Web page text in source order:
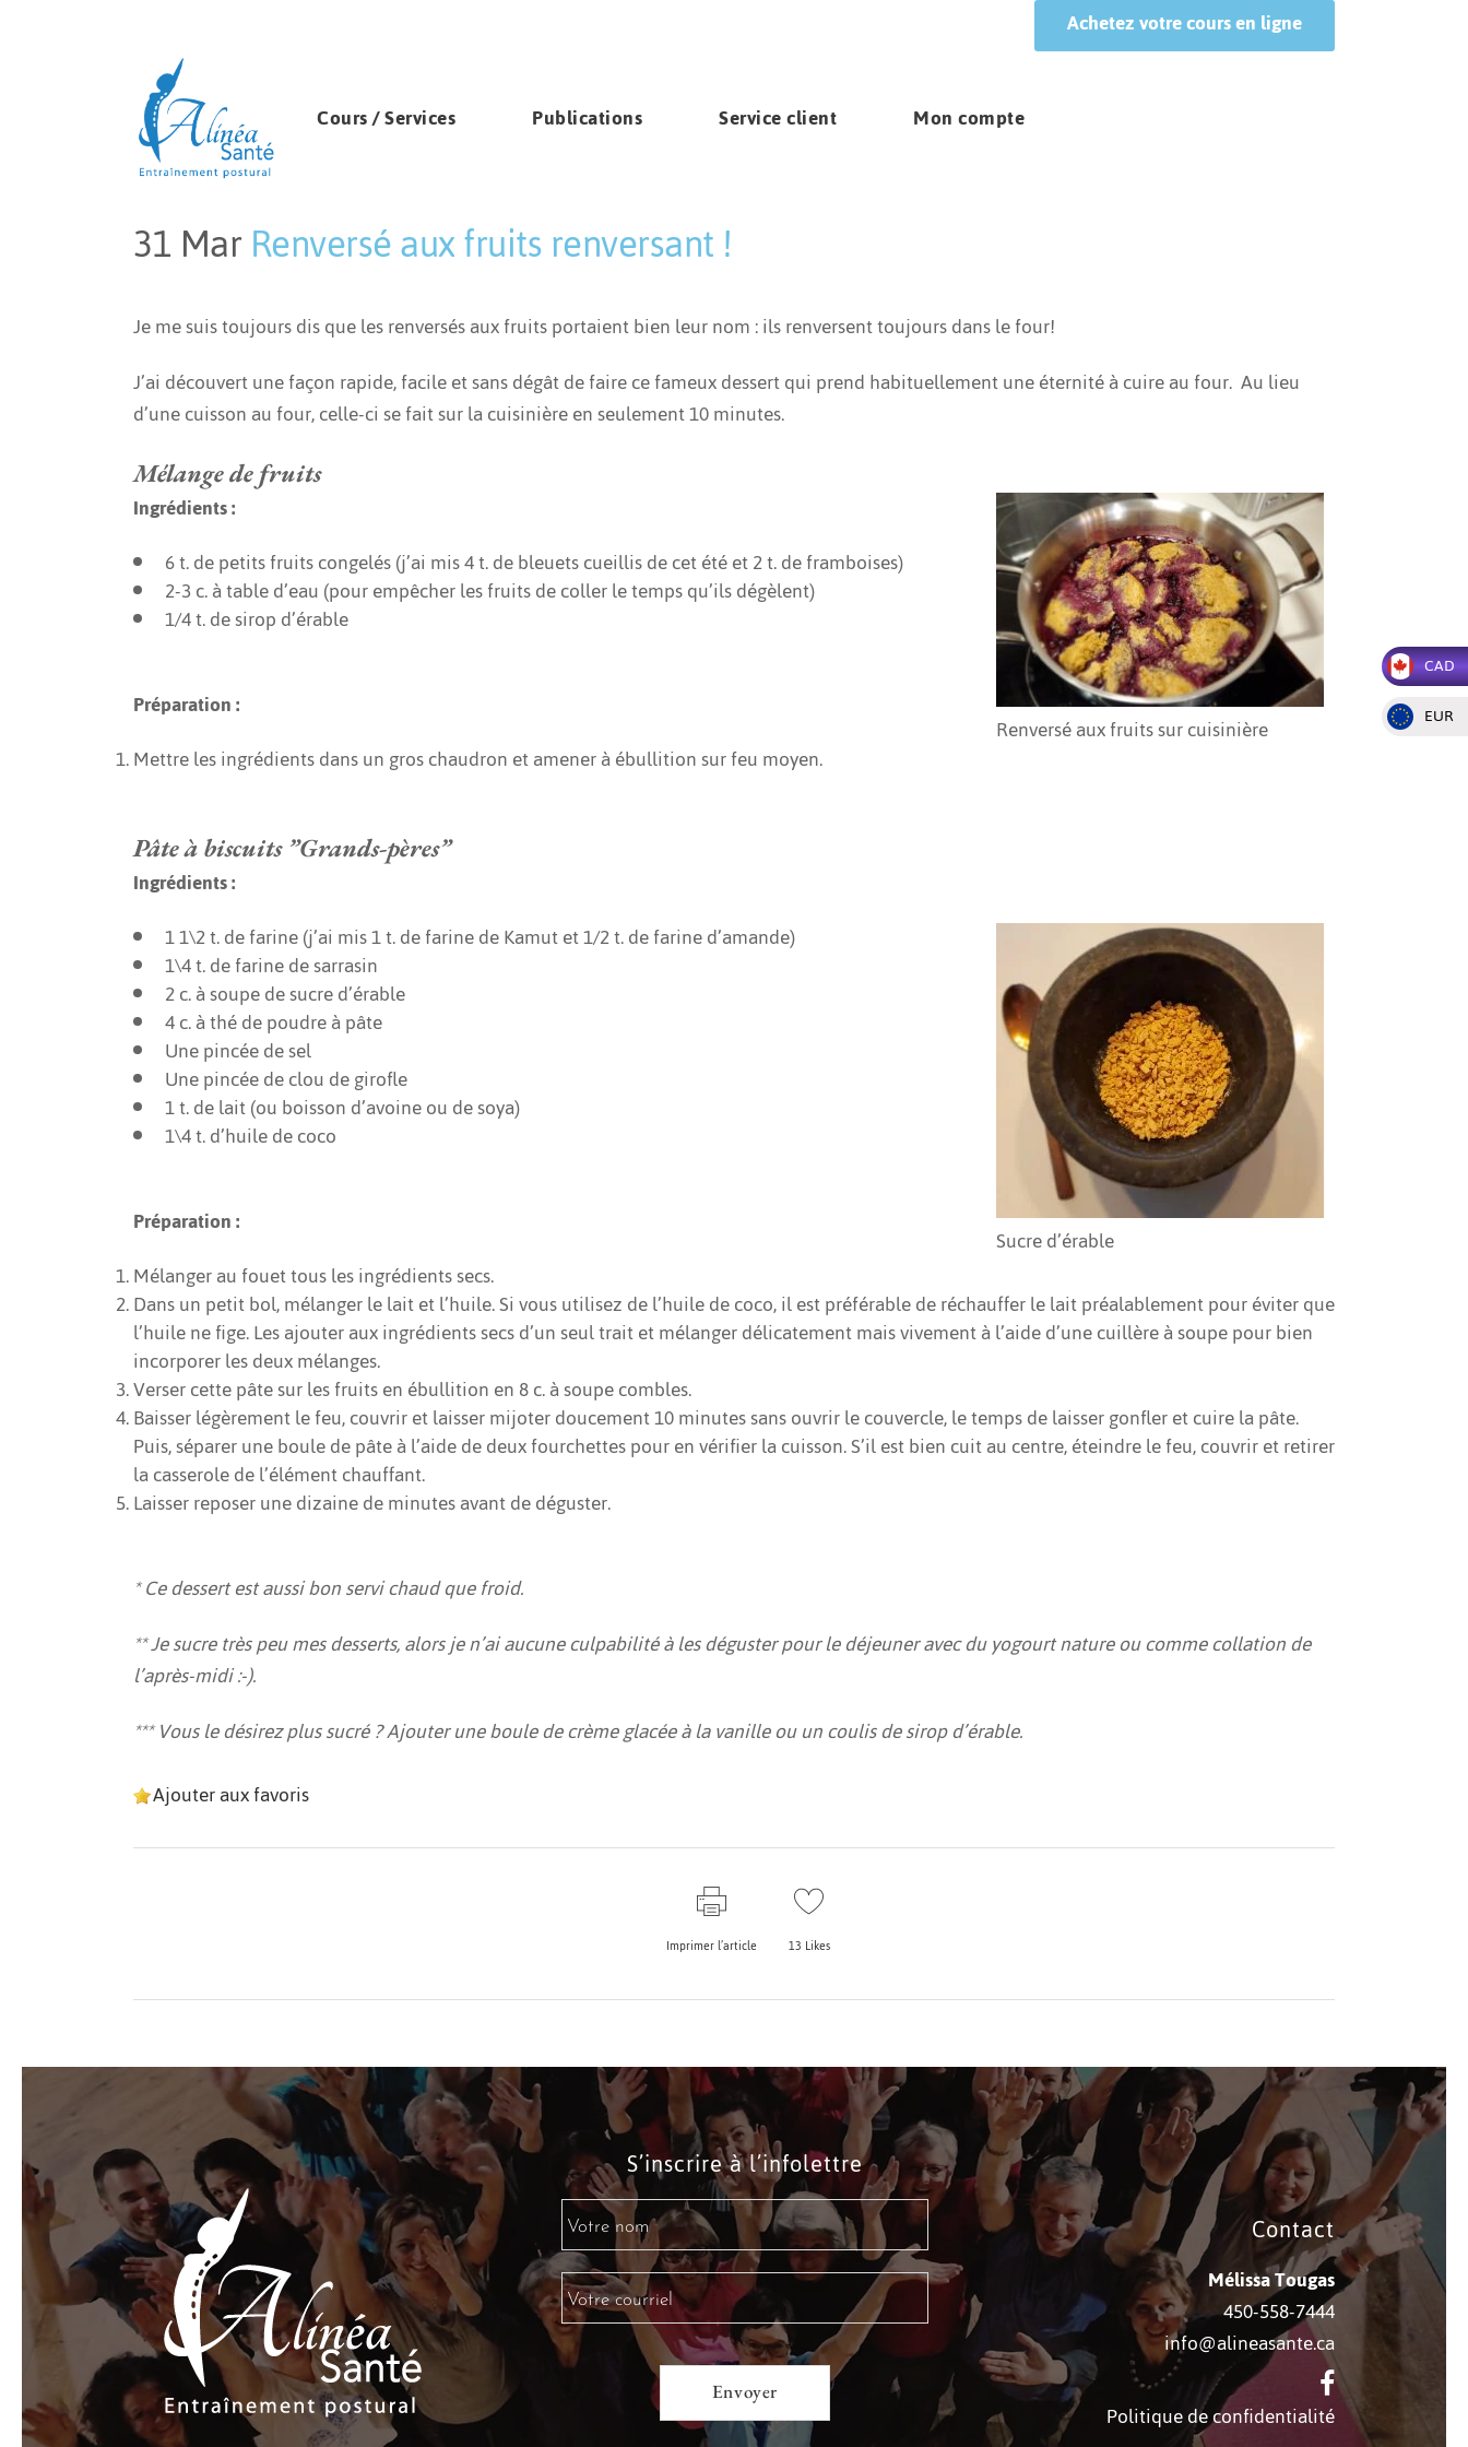
CAD
EUR
Achetez votre cours en ligne
Cours / Services Publications Service client Mon compte
31 MarRenversé aux fruits renversant !
Je me suis toujours dis que les renversés aux fruits portaient bien leur nom : ils renversent toujours dans le four!
J’ai découvert une façon rapide, facile et sans dégât de faire ce fameux dessert qui prend habituellement une éternité à cuire au four. Au lieu
d’une cuisson au four, celle-ci se fait sur la cuisinière en seulement 10 minutes.
Mélange de fruits
Renversé aux fruits sur cuisinière
Ingrédients :
6 t. de petits fruits congelés (j’ai mis 4 t. de bleuets cueillis de cet été et 2 t. de framboises)
2-3 c. à table d’eau (pour empêcher les fruits de coller le temps qu’ils dégèlent)
1/4 t. de sirop d’érable
Préparation :
Mettre les ingrédients dans un gros chaudron et amener à ébullition sur feu moyen.
Pâte à biscuits ”Grands-pères”
Ingrédients :
Sucre d’érable
1 1\2 t. de farine (j’ai mis 1 t. de farine de Kamut et 1/2 t. de farine d’amande)
1\4 t. de farine de sarrasin
2 c. à soupe de sucre d’érable
4 c. à thé de poudre à pâte
Une pincée de sel
Une pincée de clou de girofle
1 t. de lait (ou boisson d’avoine ou de soya)
1\4 t. d’huile de coco
Préparation :
Mélanger au fouet tous les ingrédients secs.
Dans un petit bol, mélanger le lait et l’huile. Si vous utilisez de l’huile de coco, il est préférable de réchauffer le lait préalablement pour éviter que
l’huile ne fige. Les ajouter aux ingrédients secs d’un seul trait et mélanger délicatement mais vivement à l’aide d’une cuillère à soupe pour bien
incorporer les deux mélanges.
Verser cette pâte sur les fruits en ébullition en 8 c. à soupe combles.
Baisser légèrement le feu, couvrir et laisser mijoter doucement 10 minutes sans ouvrir le couvercle, le temps de laisser gonfler et cuire la pâte.
Puis, séparer une boule de pâte à l’aide de deux fourchettes pour en vérifier la cuisson. S’il est bien cuit au centre, éteindre le feu, couvrir et retirer
la casserole de l’élément chauffant.
Laisser reposer une dizaine de minutes avant de déguster.
* Ce dessert est aussi bon servi chaud que froid.
** Je sucre très peu mes desserts, alors je n’ai aucune culpabilité à les déguster pour le déjeuner avec du yogourt nature ou comme collation de
l’après-midi :-).
*** Vous le désirez plus sucré ? Ajouter une boule de crème glacée à la vanille ou un coulis de sirop d’érable.
Ajouter aux favoris
Imprimer l’article 13 Likes
S’inscrire à l’infolettre
Contact
Mélissa Tougas
450-558-7444
info@alineasante.ca
Politique de confidentialité